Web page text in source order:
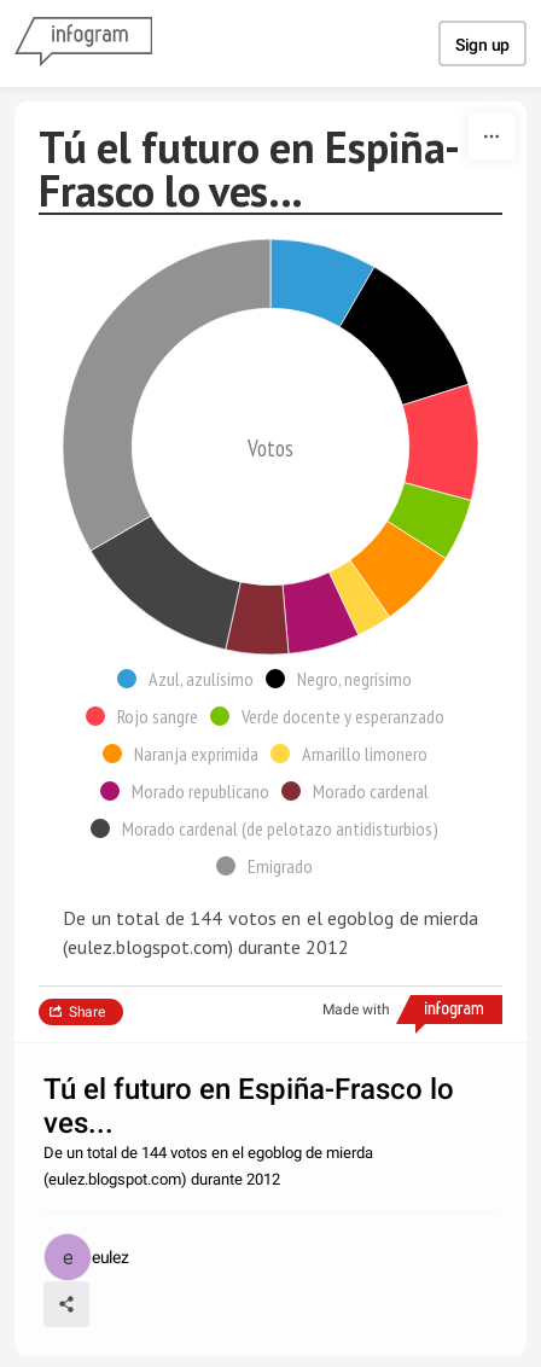
Sign up
Tú el futuro en Espiña-
Frasco lo ves...
Votos
Azul, azulísimo
Negro, negrísimo
Rojo sangre
Verde docente y esperanzado
Naranja exprimida
Amarillo limonero
Morado republicano
Morado cardenal
Morado cardenal (de pelotazo antidisturbios)
Emigrado
De un total de 144 votos en el egoblog de mierda
(eulez.blogspot.com) durante 2012
Made with
Share
Tú el futuro en Espiña-Frasco lo
ves...
De un total de 144 votos en el egoblog de mierda
(eulez.blogspot.com) durante 2012
eulez